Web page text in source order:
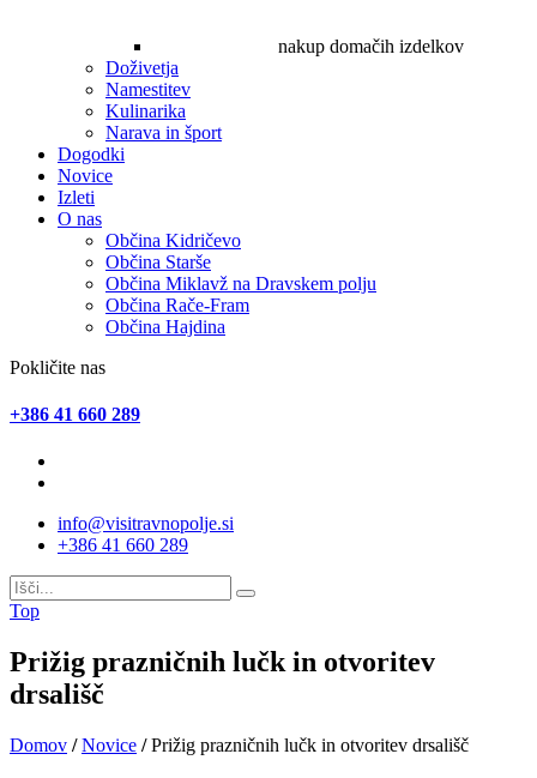
nakup domačih izdelkov
Doživetja
Namestitev
Kulinarika
Narava in šport
Dogodki
Novice
Izleti
O nas
Občina Kidričevo
Občina Starše
Občina Miklavž na Dravskem polju
Občina Rače-Fram
Občina Hajdina
Pokličite nas
+386 41 660 289
info@visitravnopolje.si
+386 41 660 289
Top
Prižig prazničnih lučk in otvoritev
drsališč
Domov / Novice / Prižig prazničnih lučk in otvoritev drsališč